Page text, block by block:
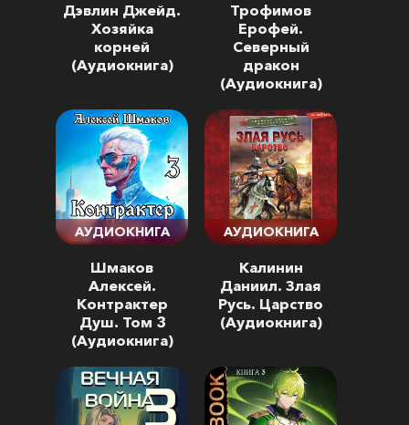
Дэвлин Джейд.
Хозяйка
корней
(Аудиокнига)
Трофимов
Ерофей.
Северный
дракон
(Аудиокнига)
АУДИОКНИГА
Шмаков
Алексей.
Контрактер
Душ. Том 3
(Аудиокнига)
АУДИОКНИГА
Калинин
Даниил. Злая
Русь. Царство
(Аудиокнига)